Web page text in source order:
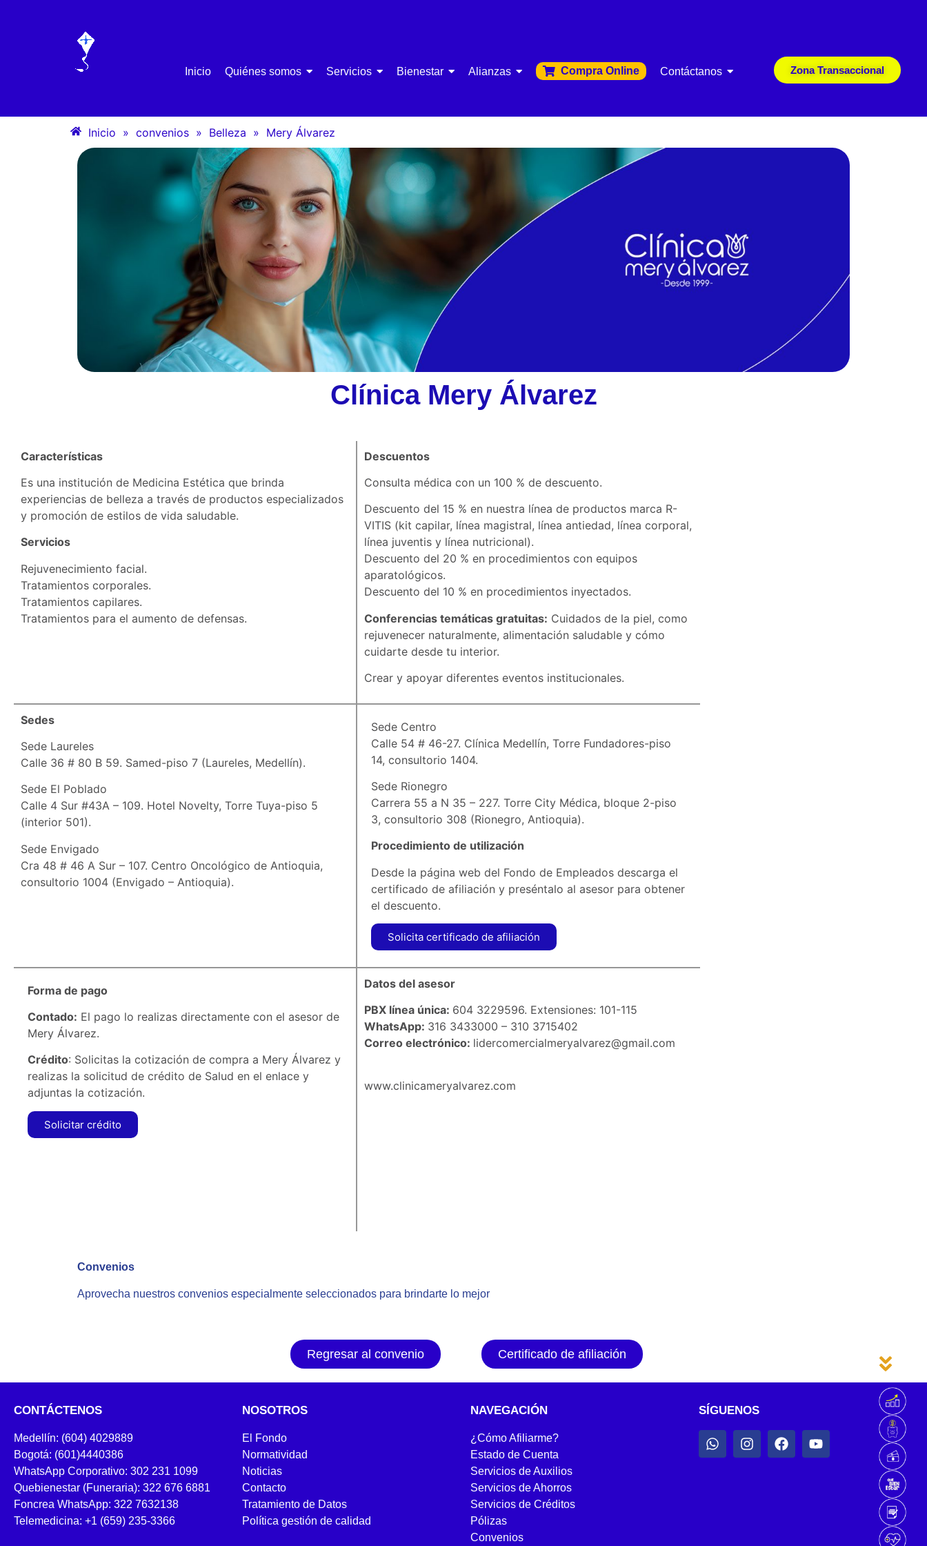
Inicio Quiénes somos Servicios Bienestar Alianzas Compra Online Contáctanos Zona Transaccional
Inicio » convenios » Belleza » Mery Álvarez
Clínica Mery Álvarez
Características
Es una institución de Medicina Estética que brinda
experiencias de belleza a través de productos especializados
y promoción de estilos de vida saludable.
Servicios
Rejuvenecimiento facial.
Tratamientos corporales.
Tratamientos capilares.
Tratamientos para el aumento de defensas.
Descuentos
Consulta médica con un 100 % de descuento.
Descuento del 15 % en nuestra línea de productos marca R-
VITIS (kit capilar, línea magistral, línea antiedad, línea corporal,
línea juventis y línea nutricional).
Descuento del 20 % en procedimientos con equipos
aparatológicos.
Descuento del 10 % en procedimientos inyectados.
Conferencias temáticas gratuitas: Cuidados de la piel, como
rejuvenecer naturalmente, alimentación saludable y cómo
cuidarte desde tu interior.
Crear y apoyar diferentes eventos institucionales.
Sedes
Sede Laureles
Calle 36 # 80 B 59. Samed-piso 7 (Laureles, Medellín).
Sede El Poblado
Calle 4 Sur #43A – 109. Hotel Novelty, Torre Tuya-piso 5
(interior 501).
Sede Envigado
Cra 48 # 46 A Sur – 107. Centro Oncológico de Antioquia,
consultorio 1004 (Envigado – Antioquia).
Sede Centro
Calle 54 # 46-27. Clínica Medellín, Torre Fundadores-piso
14, consultorio 1404.
Sede Rionegro
Carrera 55 a N 35 – 227. Torre City Médica, bloque 2-piso
3, consultorio 308 (Rionegro, Antioquia).
Procedimiento de utilización
Desde la página web del Fondo de Empleados descarga el
certificado de afiliación y preséntalo al asesor para obtener
el descuento.
Solicita certificado de afiliación
Forma de pago
Contado: El pago lo realizas directamente con el asesor de
Mery Álvarez.
Crédito: Solicitas la cotización de compra a Mery Álvarez y
realizas la solicitud de crédito de Salud en el enlace y
adjuntas la cotización.
Solicitar crédito
Datos del asesor
PBX línea única: 604 3229596. Extensiones: 101-115
WhatsApp: 316 3433000 – 310 3715402
Correo electrónico: lidercomercialmeryalvarez@gmail.com
www.clinicameryalvarez.com
Convenios
Aprovecha nuestros convenios especialmente seleccionados para brindarte lo mejor
Regresar al convenio Certificado de afiliación
CONTÁCTENOS NOSOTROS NAVEGACIÓN SÍGUENOS
Medellín: (604) 4029889
Bogotá: (601)4440386
WhatsApp Corporativo: 302 231 1099
Quebienestar (Funeraria): 322 676 6881
Foncrea WhatsApp: 322 7632138
Telemedicina: +1 (659) 235-3366
El Fondo
Normatividad
Noticias
Contacto
Tratamiento de Datos
Política gestión de calidad
¿Cómo Afiliarme?
Estado de Cuenta
Servicios de Auxilios
Servicios de Ahorros
Servicios de Créditos
Pólizas
Convenios